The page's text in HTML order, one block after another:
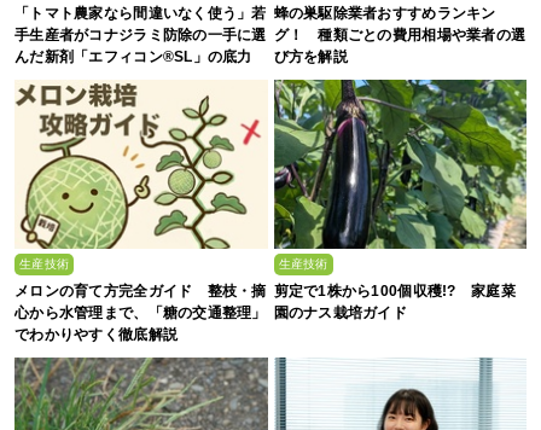
「トマト農家なら間違いなく使う」若
手生産者がコナジラミ防除の一手に選
んだ新剤「エフィコン®SL」の底力
蜂の巣駆除業者おすすめランキン
グ！ 種類ごとの費用相場や業者の選
び方を解説
生産技術
メロンの育て方完全ガイド 整枝・摘
心から水管理まで、「糖の交通整理」
でわかりやすく徹底解説
生産技術
剪定で1株から100個収穫!? 家庭菜
園のナス栽培ガイド